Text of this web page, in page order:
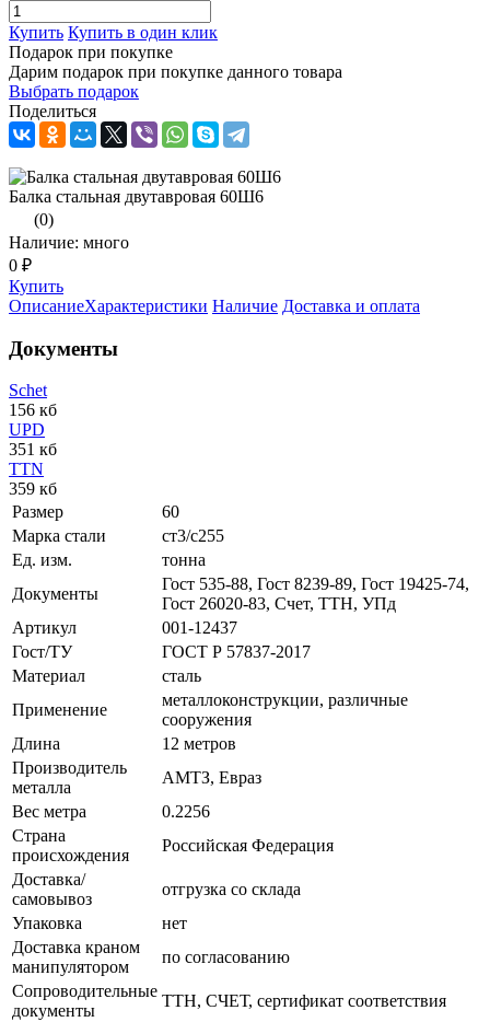
Купить Купить в один клик
Подарок при покупке
Дарим подарок при покупке данного товара
Выбрать подарок
Поделиться
Балка стальная двутавровая 60Ш6
(0)
Наличие: много
0 ₽
Купить
ОписаниеХарактеристики Наличие Доставка и оплата
Документы
Schet
156 кб
UPD
351 кб
TTN
359 кб
Размер
60
Марка стали
ст3/с255
Ед. изм.
тонна
Документы
Гост 535-88, Гост 8239-89, Гост 19425-74,
Гост 26020-83, Счет, ТТН, УПд
Артикул
001-12437
Гост/ТУ
ГОСТ Р 57837-2017
Материал
сталь
Применение
металлоконструкции, различные
сооружения
Длина
12 метров
Производитель
металла
АМТЗ, Евраз
Вес метра
0.2256
Страна
происхождения
Российская Федерация
Доставка/
самовывоз
отгрузка со склада
Упаковка
нет
Доставка краном
манипулятором
по согласованию
Сопроводительные
документы
ТТН, СЧЕТ, сертификат соответствия